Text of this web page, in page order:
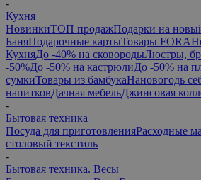
-
Кухня
НовинкиТОП продажПодарки на
БаняПодарочные картыТовары FORA
КухняДо -40% на сковородыЛюстры,
-50%До -50% на кастрюлиДо -50% на
сумкиТовары из бамбукаНановогодь
напитковДачная мебельДжинсовая
-
Бытовая техника
Посуда для приготовленияРасходные
столовый текстиль
-
Бытовая техника. Весы